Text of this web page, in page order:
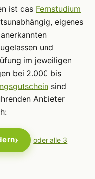
ist das Fernstudium
eigenes
und
im jeweiligen
bei 2.000 bis
sind
Anbieter
oder alle 3